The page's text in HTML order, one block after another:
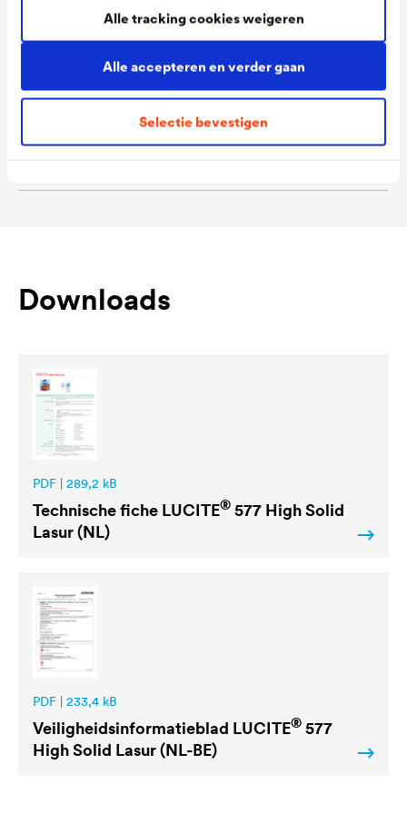
Alle accepteren en verder gaan
Selectie bevestigen
Alle tracking cookies weigeren
Steppe / 9102 Olijf / 9103
Packaging Sizes
Packaging Sizes
1,0 L / 2,5 L
Downloads
PDF | 289,2 kB
Technische fiche LUCITE® 577 High Solid
Lasur (NL)
PDF | 233,4 kB
Veiligheidsinformatieblad LUCITE® 577
High Solid Lasur (NL-BE)